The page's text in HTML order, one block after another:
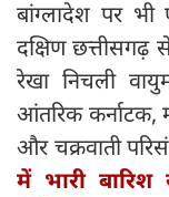
बांग्लादेश पर
दक्षिण छत्तीसगढ़
रेखा निचली
आंतरिक कर्नाटक,
और चक्रवाती
में भारी